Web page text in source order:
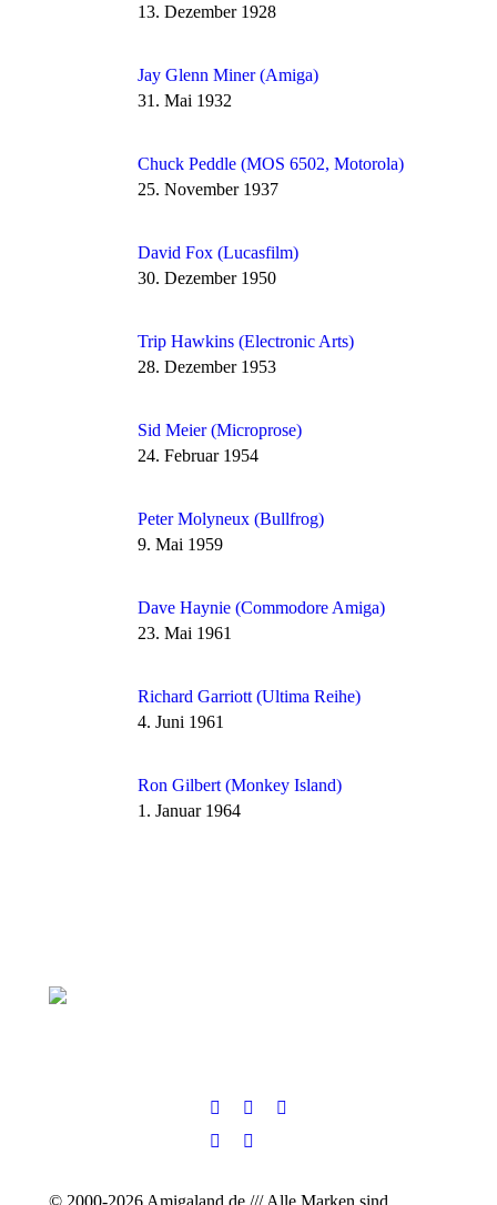
13. Dezember 1928
Jay Glenn Miner (Amiga)
31. Mai 1932
Chuck Peddle (MOS 6502, Motorola)
25. November 1937
David Fox (Lucasfilm)
30. Dezember 1950
Trip Hawkins (Electronic Arts)
28. Dezember 1953
Sid Meier (Microprose)
24. Februar 1954
Peter Molyneux (Bullfrog)
9. Mai 1959
Dave Haynie (Commodore Amiga)
23. Mai 1961
Richard Garriott (Ultima Reihe)
4. Juni 1961
Ron Gilbert (Monkey Island)
1. Januar 1964
© 2000-2026 Amigaland.de /// Alle Marken sind